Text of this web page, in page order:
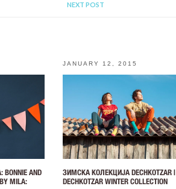
NEXT POST
AND
MILA:
JANUARY 12, 2015
ЗИМСКА КОЛЕКЦИЈА DECHKOTZAR |
DECHKOTZAR WINTER COLLECTION